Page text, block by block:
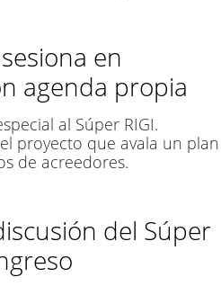
en
agenda propia
al Súper RIGI.
proyecto que avala un plan
de acreedores.
del Súper